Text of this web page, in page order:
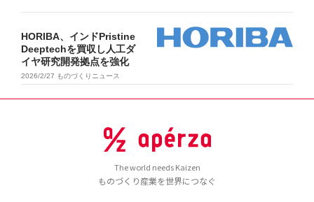
HORIBA、インドPristine
Deeptechを買収し人工ダ
イヤ研究開発拠点を強化
2026/2/27 ものづくりニュース
The world needs Kaizen
ものづくり産業を世界につなぐ